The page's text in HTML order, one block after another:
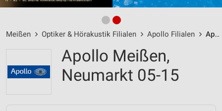
Meißen Optiker & Hörakustik Filialen Apollo Filialen Apollo Meißen / Neumarkt 05-15 - Öffnungszeiten & Adresse
Apollo Meißen,
Neumarkt 05-15